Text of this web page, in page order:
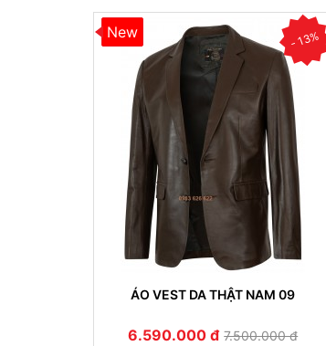
New - 13%
ÁO VEST DA THẬT NAM 09
6.590.000 đ 7.500.000 đ